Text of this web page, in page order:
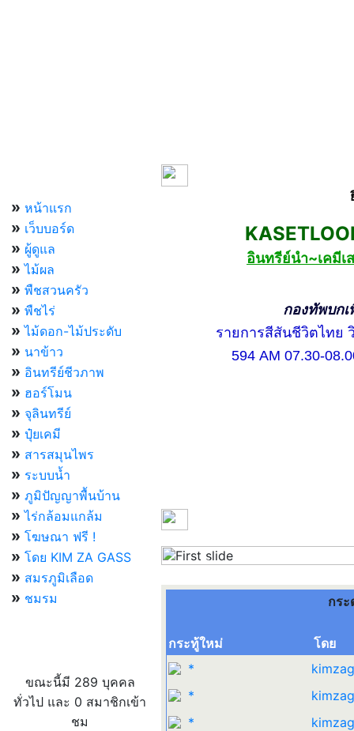
» หน้าแรก
» เว็บบอร์ด
» ผู้ดูแล
» ไม้ผล
» พืชสวนครัว
» พืชไร่
» ไม้ดอก-ไม้ประดับ
» นาข้าว
» อินทรีย์ชีวภาพ
» ฮอร์โมน
» จุลินทรีย์
» ปุ๋ยเคมี
» สารสมุนไพร
» ระบบน้ำ
» ภูมิปัญญาพื้นบ้าน
» ไร่กล้อมแกล้ม
» โฆษณา ฟรี !
» โดย KIM ZA GASS
» สมรภูมิเลือด
» ชมรม
ขณะนี้มี 289 บุคคล
ทั่วไป และ 0 สมาชิกเข้า
ชม
อินทรีย์นำ~เคมีเ
กองทัพบกเพื่อป
รายการสีสันชีวิตไทย วิ
594 AM 07.30-08.00
Previous
กร
กระทู้ใหม่
โดย
*
*
*